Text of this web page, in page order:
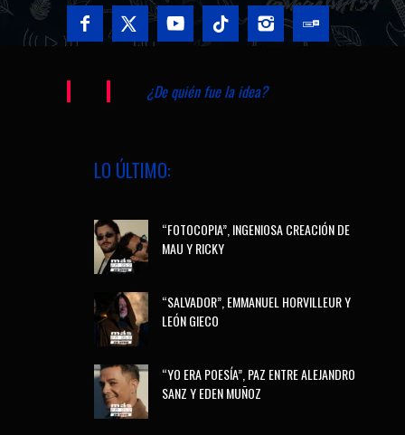
¿De quién fue la idea?
LO ÚLTIMO:
“FOTOCOPIA”, INGENIOSA CREACIÓN DE
MAU Y RICKY
“SALVADOR”, EMMANUEL HORVILLEUR Y
LEÓN GIECO
“YO ERA POESÍA”, PAZ ENTRE ALEJANDRO
SANZ Y EDEN MUÑOZ